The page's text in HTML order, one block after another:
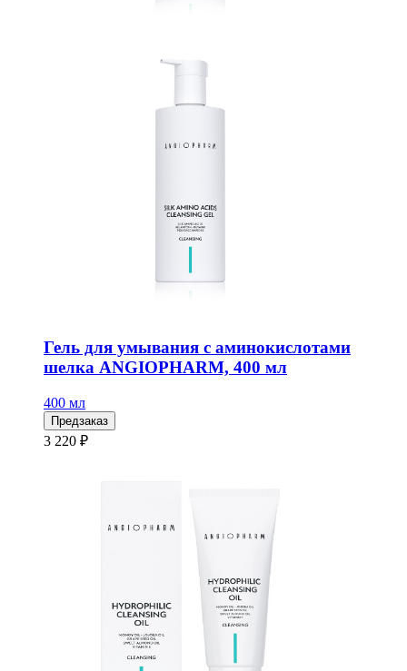
Гель для умывания с аминокислотами
шелка ANGIOPHARM, 400 мл
400 мл
Предзаказ
3 220 ₽